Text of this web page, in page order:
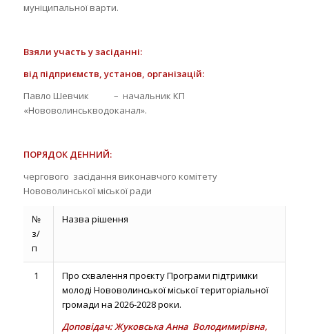
муніципальної варти.
Взяли участь у засіданні:
від підприємств, установ, організацій:
Павло Шевчик
– начальник КП
«Нововолинськводоканал».
ПОРЯДОК ДЕННИЙ:
чергового засідання виконавчого комітету
Нововолинської міської ради
№
з/
п
Назва рішення
1
Про схвалення проєкту Програми підтримки
молоді Нововолинської міської територіальної
громади на 2026-2028 роки.
Доповідач: Жуковська Анна Володимирівна,